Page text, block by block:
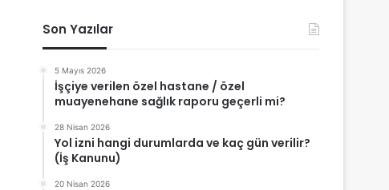
Son Yazılar
5 Mayıs 2026
İşçiye verilen özel hastane / özel
muayenehane sağlık raporu geçerli mi?
28 Nisan 2026
Yol izni hangi durumlarda ve kaç gün verilir?
(İş Kanunu)
20 Nisan 2026